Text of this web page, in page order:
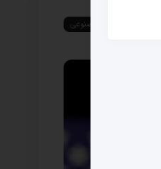
هوش مصنوعی